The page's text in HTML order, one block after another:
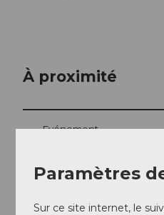
À proximité
Evénement
Repas & boissons
Paramètres
Sur ce site internet, le